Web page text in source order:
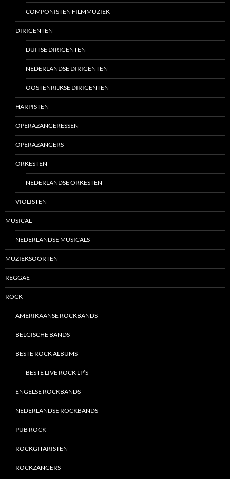
COMPONISTEN FILMMUZIEK
DIRIGENTEN
DUITSE DIRIGENTEN
NEDERLANDSE DIRIGENTEN
OOSTENRIJKSE DIRIGENTEN
HARPISTEN
OPERAZANGERESSEN
OPERAZANGERS
ORKESTEN
NEDERLANDSE ORKESTEN
VIOLISTEN
MUSICAL
NEDERLANDSE MUSICALS
MUZIEKSOORTEN
REGGAE
ROCK
AMERIKAANSE ROCKBANDS
BELGISCHE BANDS
BESTE ROCK ALBUMS
BESTE LIVE ROCK LP’S
ENGELSE ROCKBANDS
NEDERLANDSE ROCKBANDS
PUB ROCK
ROCKGITARISTEN
ROCKZANGERS